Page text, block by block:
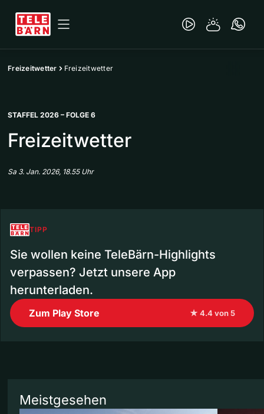
Freizeitwetter Freizeitwetter
STAFFEL 2026 – FOLGE 6
Freizeitwetter
Sa 3. Jan. 2026, 18.55 Uhr
TIPP
Sie wollen keine TeleBärn-Highlights
verpassen? Jetzt unsere App
herunterladen.
Zum Play Store ★ 4.4 von 5
Meistgesehen